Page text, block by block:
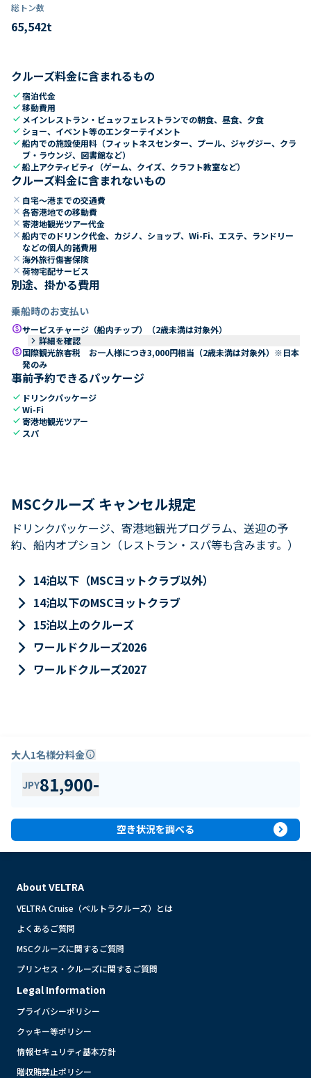
総トン数​
65,542t
クルーズ料金に含まれるもの
check宿泊代金
check移動費用
check メインレストラン・ビュッフェレストランでの朝食、昼食、夕食
check ショー、イベント等のエンターテイメント
check船内での施設使用料（フィットネスセンター、プール、ジャグジー、クラ
ブ・ラウンジ、図書館など）
check船上アクティビティ（ゲーム、クイズ、クラフト教室など）
クルーズ料金に含まれないもの
close 自宅～港までの交通費
close 各寄港地での移動費
close 寄港地観光ツアー代金
close 船内でのドリンク代金、カジノ、ショップ、Wi-Fi、エステ、ランドリー
などの個人的諸費用
close 海外旅行傷害保険
close 荷物宅配サービス
別途、掛かる費用
乗船時のお支払い
paidサービスチャージ（船内チップ）（2歳未満は対象外）
keyboard_arrow_right 詳細を確認
paid国際観光旅客税 お一人様につき3,000円相当（2歳未満は対象外）※日本
発のみ
事前予約できるパッケージ
check ドリンクパッケージ
checkWi-Fi
check寄港地観光ツアー
check スパ
MSCクルーズ キャンセル規定
ドリンクパッケージ、寄港地観光プログラム、送迎の予
約、船内オプション（レストラン・スパ等も含みます。）
keyboard_arrow_right 14泊以下（MSCヨットクラブ以外）
keyboard_arrow_right 14泊以下のMSCヨットクラブ
keyboard_arrow_right 15泊以上のクルーズ
keyboard_arrow_right ワールドクルーズ2026
keyboard_arrow_right ワールドクルーズ2027
大人1名様分料金info
JPY81,900-
空き状況を調べる expand_circle_right
About VELTRA
VELTRA Cruise（ベルトラクルーズ）とは
よくあるご質問
MSCクルーズに関するご質問
プリンセス・クルーズに関するご質問
Legal Information
プライバシーポリシー
クッキー等ポリシー
情報セキュリティ基本方針
贈収賄禁止ポリシー